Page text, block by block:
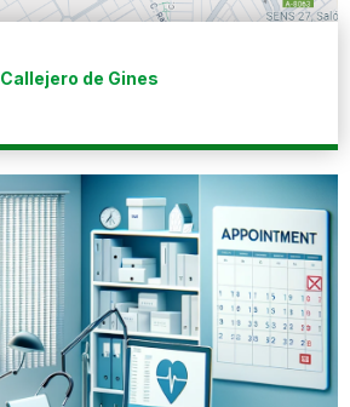
Callejero de Gines